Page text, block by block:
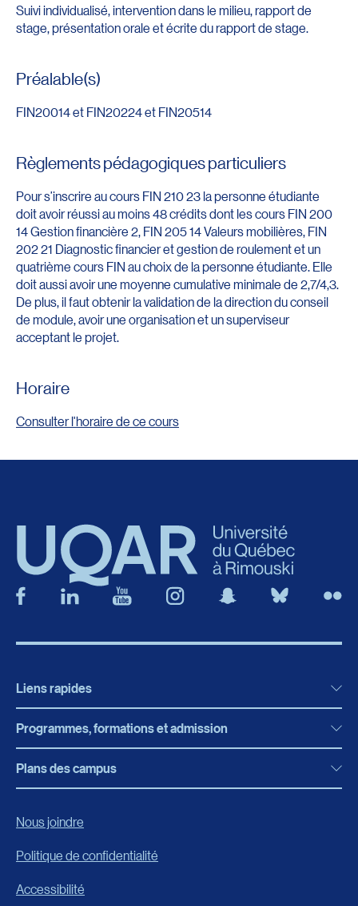
Suivi individualisé, intervention dans le milieu, rapport de
stage, présentation orale et écrite du rapport de stage.
Préalable(s)
FIN20014 et FIN20224 et FIN20514
Règlements pédagogiques particuliers
Pour s’inscrire au cours FIN 210 23 la personne étudiante
doit avoir réussi au moins 48 crédits dont les cours FIN 200
14 Gestion financière 2, FIN 205 14 Valeurs mobilières, FIN
202 21 Diagnostic financier et gestion de roulement et un
quatrième cours FIN au choix de la personne étudiante. Elle
doit aussi avoir une moyenne cumulative minimale de 2,7/4,3.
De plus, il faut obtenir la validation de la direction du conseil
de module, avoir une organisation et un superviseur
acceptant le projet.
Horaire
Consulter l'horaire de ce cours
Liens rapides
Actualités
Bibliothèque
Boutique en ligne
Carrières
Événements
Programmes, formations et admission
Programmes, formations et admission
Plans des campus
Nous joindre
Politique de confidentialité
Accessibilité